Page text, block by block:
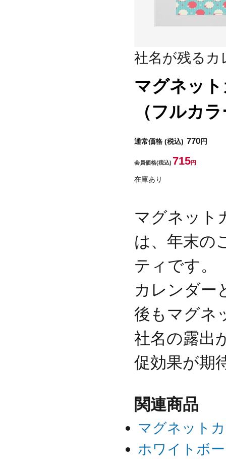
社名が残るカ
マグネッ
（フルカ
通常価格 (税込) 770円
会員価格(税込) 715円
在庫あり
マグネット
は、年末の
ティです。
カレンダー
後もマグネ
社名の露出
促効果が期
関連商品
マグネット
ホワイトボ